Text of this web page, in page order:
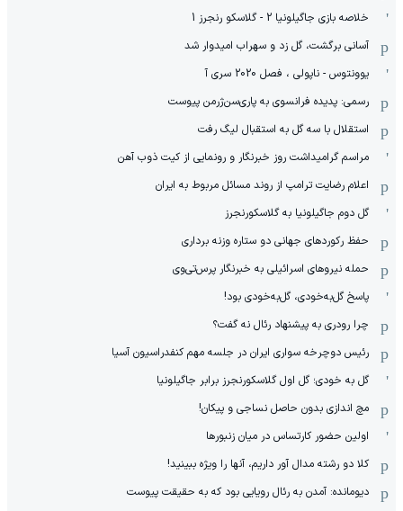
خلاصه بازی جاگیلونیا 2 - گلاسکو رنجرز 1
آسانی برگشت، گل زد و سهراب امیدوار شد
یوونتوس - ناپولی ، فصل 2020 سری آ
رسمی: پدیده فرانسوی به پاری‌سن‌ژرمن پیوست
استقلال با سه گل به استقبال لیگ رفت
مراسم گرامیداشت روز خبرنگار و رونمایی از کیت ذوب آهن
اعلام رضایت ترامپ از روند مسائل مربوط به ایران
گل دوم جاگیلونیا به گلاسکورنجرز
حفظ رکوردهای جهانی دو ستاره وزنه برداری
حمله نیروهای اسرائیلی به خبرنگار پرس‌تی‌وی
پاسخ گل‌به‌خودی، گل‌به‌خودی بود!
چرا رودری به پیشنهاد رئال نه گفت؟
رئیس دوچرخه سواری ایران در جلسه مهم کنفدراسیون آسیا
گل به خودی؛ گل اول گلاسکورنجرز برابر جاگیلونیا
مچ اندازی بدون حاصل نساجی و پیکان!
اولین حضور کارتساس در میان زنبورها
کلا دو‌ رشته مدال آور داریم، آنها را ویژه ببینید!
دیومانده: آمدن به رئال رویایی بود که به حقیقت پیوست